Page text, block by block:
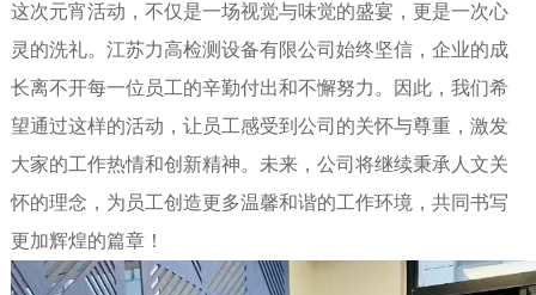
这次元宵活动，不仅是一场视觉与味觉的盛宴，更是一次心
灵的洗礼。 江苏力高检测设备有限公司 始终坚信，企业的成
长离不开每一位员工的辛勤付出和不懈努力。因此，我们希
望通过这样的活动，让员工感受到公司的关怀与尊重，激发
大家的工作热情和创新精神。未来， 公司 将继续秉承人文关
怀的理念，为员工创造更多温馨和谐的工作环境，共同书写
更加辉煌的篇章！